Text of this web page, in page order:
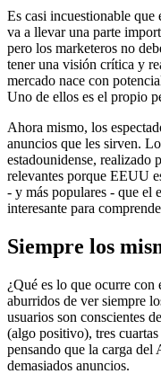
Es casi incuestionable
va a llevar una parte
pero los marketeros no
tener una visión crítica y
mercado nace con
Uno de ellos es el propio
Ahora mismo, los
anuncios que les sirven.
estadounidense, realizado
relevantes porque EEUU
- y más populares - que el
interesante para
Siempre los
¿Qué es lo que ocurre con
aburridos de ver siempre
usuarios son conscientes
(algo positivo), tres
pensando que la carga del
demasiados anuncios.